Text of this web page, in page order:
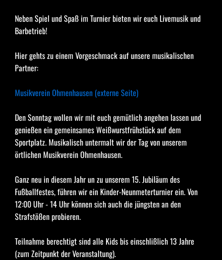
Neben Spiel und Spaß im Turnier bieten wir euch Livemusik und
Barbetrieb!
Hier gehts zu einem Vorgeschmack auf unsere musikalischen
Partner:
Musikverein Ohmenhausen (externe Seite)
Den Sonntag wollen wir mit euch gemütlich angehen lassen und
genießen ein gemeinsames Weißwurstfrühstück auf dem
Sportplatz. Musikalisch untermalt wir der Tag von unserem
örtlichen Musikverein Ohmenhausen.
Ganz neu in diesem Jahr un zu unserem 15. Jubiläum des
Fußballfestes, führen wir ein Kinder-Neunmeterturnier ein. Von
12:00 Uhr - 14 Uhr können sich auch die jüngsten an den
Strafstößen probieren.
Teilnahme berechtigt sind alle Kids bis einschlißlich 13 Jahre
(zum Zeitpunkt der Veranstaltung).